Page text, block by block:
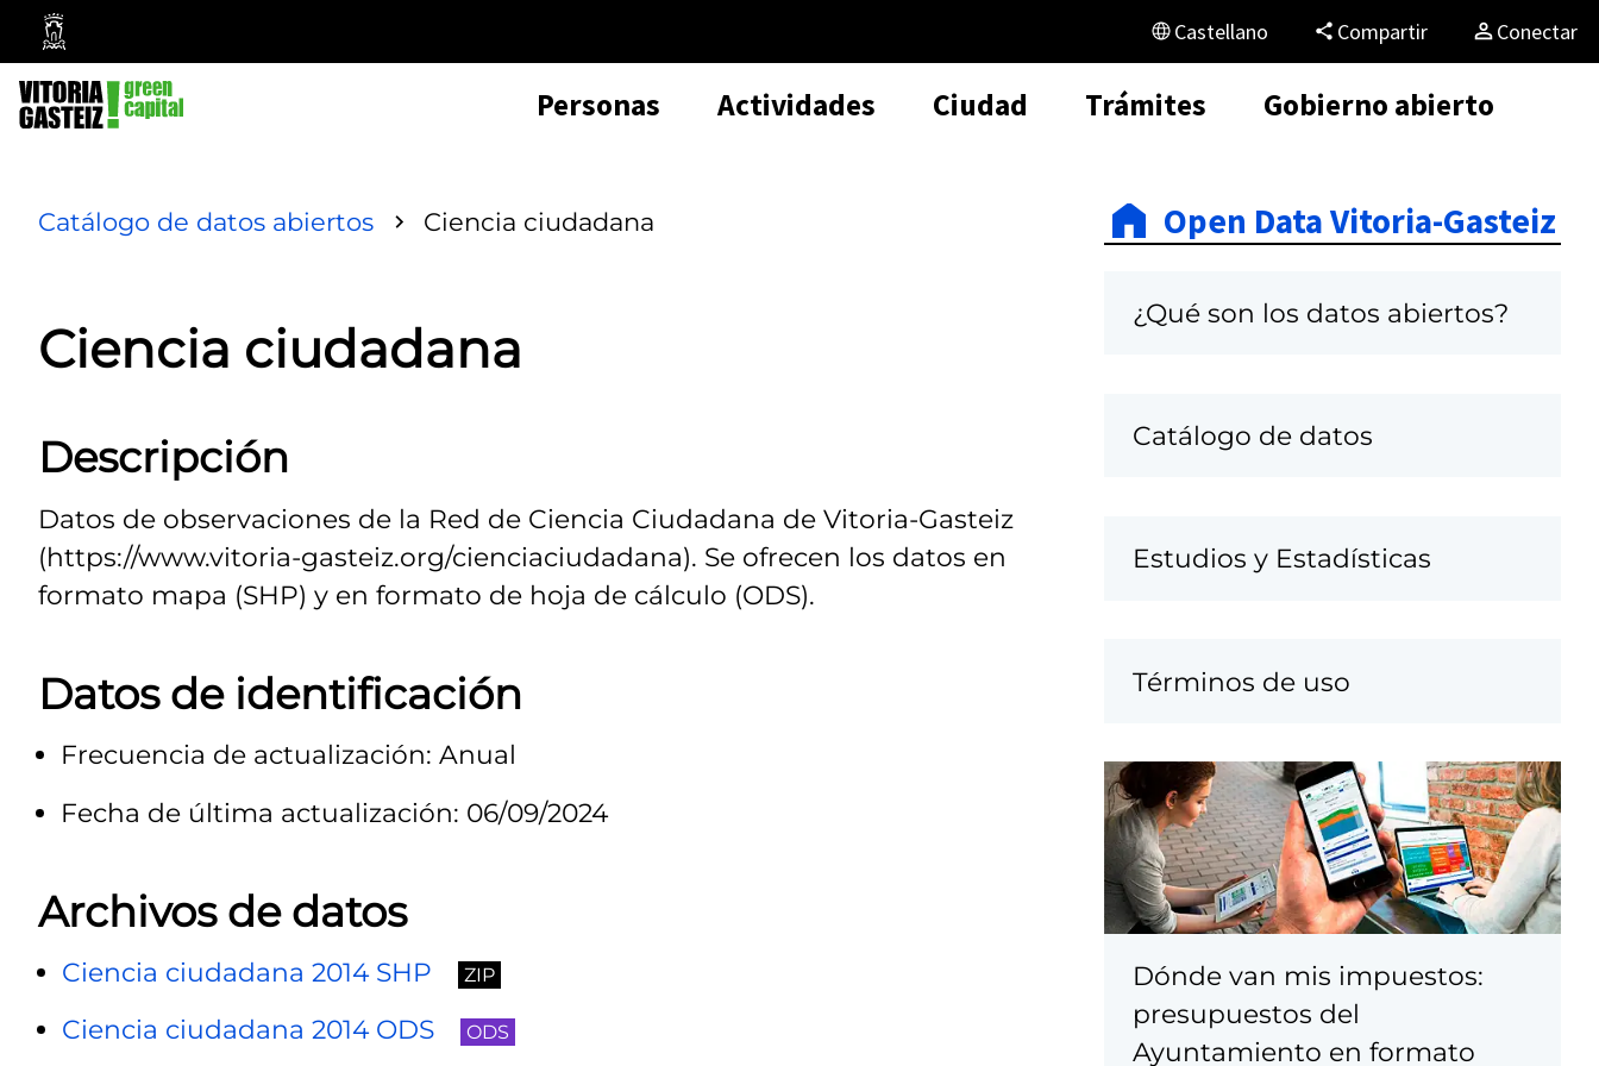
Ayuntamiento
Vitoria-
Gasteiz
Castellano Compartir Conectar
Personas Actividades Ciudad Trámites Gobierno abierto
Catálogo de datos abiertos Ciencia ciudadana
Ciencia ciudadana
Descripción
Datos de observaciones de la Red de Ciencia Ciudadana de Vitoria-Gasteiz
(https://www.vitoria-gasteiz.org/cienciaciudadana). Se ofrecen los datos en
formato mapa (SHP) y en formato de hoja de cálculo (ODS).
Datos de identificación
Frecuencia de actualización: Anual
Fecha de última actualización: 06/09/2024
Archivos de datos
Ciencia ciudadana 2014 SHP ZIP
Ciencia ciudadana 2014 ODS ODS
Open Data Vitoria-Gasteiz
¿Qué son los datos abiertos?
Catálogo de datos
Estudios y Estadísticas
Términos de uso
Dónde van mis impuestos:
presupuestos del
Ayuntamiento en formato